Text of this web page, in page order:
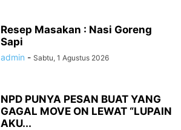
Resep Masakan : Nasi Goreng
Sapi
admin - Sabtu, 1 Agustus 2026
NPD PUNYA PESAN BUAT YANG
GAGAL MOVE ON LEWAT “LUPAIN
AKU...